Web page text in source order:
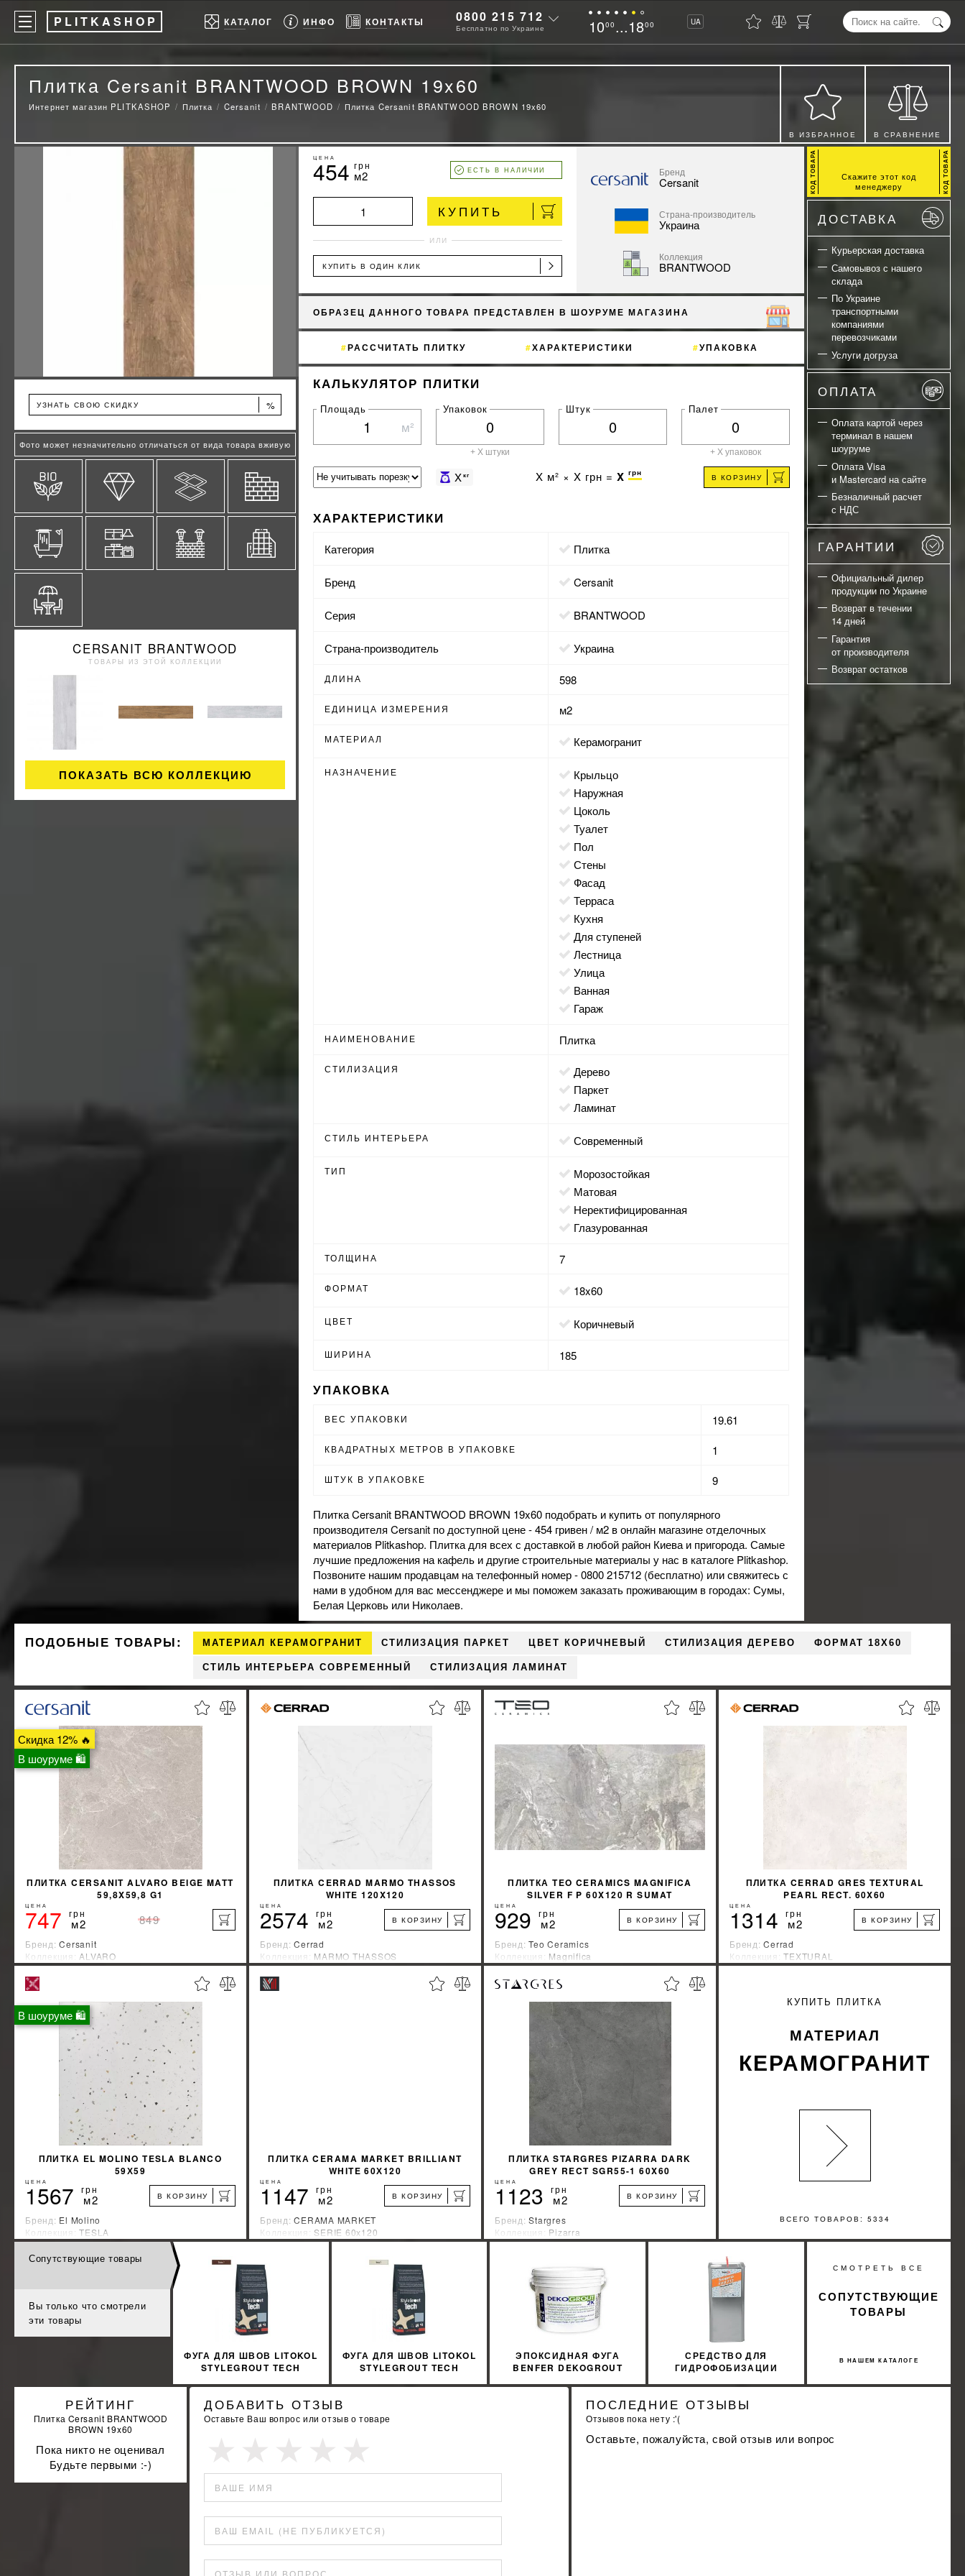
P LITKASHOP КАТАЛОГ ИНФО КОНТАКТЫ 0800 215 712
Бесплатно по Украине 1000 ...1800 UA
Плитка Cersanit BRANTWOOD BROWN 19x60
Интернет магазин PLITKASHOP Плитка Cersanit BRANTWOOD Плитка Cersanit BRANTWOOD BROWN 19x60
В ИЗБРАННОЕ В СРАВНЕНИЕ
УЗНАТЬ СВОЮ СКИДКУ %
Фото может незначительно отличаться от вида товара вживую
CERSANIT BRANTWOOD
ТОВАРЫ ИЗ ЭТОЙ КОЛЛЕКЦИИ
ПОКАЗАТЬ ВСЮ КОЛЛЕКЦИЮ
ЦЕНА
454 грн
м2 ЕСТЬ В НАЛИЧИИ
КУПИТЬ
ИЛИ
КУПИТЬ В ОДИН КЛИК
Бренд
Cersanit
Страна-производитель
Украина
Коллекция
BRANTWOOD
ОБРАЗЕЦ ДАННОГО ТОВАРА ПРЕДСТАВЛЕН В ШОУРУМЕ МАГАЗИНА
РАССЧИТАТЬ ПЛИТКУ ХАРАКТЕРИСТИКИ УПАКОВКА
КАЛЬКУЛЯТОР ПЛИТКИ
Площадь
м²
Упаковок
+ X штуки
Штук Палет
+ X упаковок
X кг X м² × X грн = X грн В КОРЗИНУ
ХАРАКТЕРИСТИКИ
Категория Плитка
Бренд Cersanit
Серия BRANTWOOD
Страна-производитель Украина
ДЛИНА 598
ЕДИНИЦА ИЗМЕРЕНИЯ м2
МАТЕРИАЛ Керамогранит
НАЗНАЧЕНИЕ
крыльцо
наружная
цоколь
туалет
пол
стены
фасад
терраса
кухня
для ступеней
лестница
улица
ванная
гараж
НАИМЕНОВАНИЕ Плитка
СТИЛИЗАЦИЯ
дерево
паркет
ламинат
СТИЛЬ ИНТЕРЬЕРА современный
ТИП
морозостойкая
матовая
неректифицированная
глазурованная
ТОЛЩИНА 7
ФОРМАТ 18x60
ЦВЕТ коричневый
ШИРИНА 185
УПАКОВКА
ВЕС УПАКОВКИ 19.61
КВАДРАТНЫХ МЕТРОВ В УПАКОВКЕ 1
ШТУК В УПАКОВКЕ 9
Плитка Cersanit BRANTWOOD BROWN 19x60 подобрать и купить от популярного
производителя Cersanit по доступной цене - 454 гривен / м2 вонлайн магазинеотделочных
материалов Plitkashop. Плитка для всех с доставкой в любой район Киева и пригорода. Самые
лучшие предложения на кафель и другие строительные материалы у нас в каталоге Plitkashop.
Позвоните нашим продавцам на телефонный номер - 0800 215712 (бесплатно) или свяжитесь с
нами в удобном для вас мессенджере и мы поможем заказать проживающим в городах: Сумы,
Белая Церковь или Николаев.
Скажите этот код
менеджеру
ДОСТАВКА
Курьерская доставка
Самовывоз с нашего
склада
По Украине
транспортными
компаниями
перевозчиками
Услуги догруза
ОПЛАТА
Оплата картой через
терминал в нашем
шоуруме
Оплата Visa
и Mastercard на сайте
Безналичный расчет
с НДС
ГАРАНТИИ
Официальный дилер
продукции по Украине
Возврат в течении
14 дней
Гарантия
от производителя
Возврат остатков
ПОДОБНЫЕ ТОВАРЫ: МАТЕРИАЛ КЕРАМОГРАНИТ СТИЛИЗАЦИЯ ПАРКЕТ ЦВЕТ КОРИЧНЕВЫЙ СТИЛИЗАЦИЯ ДЕРЕВО ФОРМАТ 18X60
СТИЛЬ ИНТЕРЬЕРА СОВРЕМЕННЫЙ СТИЛИЗАЦИЯ ЛАМИНАТ
Скидка 12% 🔥
В шоуруме 🛍
ПЛИТКА CERSANIT ALVARO BEIGE MATT
59,8X59,8 G1
ЦЕНА
747 грн
м2 849
Бренд:Cersanit
Коллекция: ALVARO
Страна-производитель:Украина
УЗНАТЬ СВОЮ СКИДКУ %
КУПИТЬ
ПЛИТКА CERRAD MARMO THASSOS
WHITE 120X120
ЦЕНА
2574 грн
м2 В КОРЗИНУ
Бренд:Cerrad
Коллекция: MARMO THASSOS
Страна-производитель:Польша
УЗНАТЬ СВОЮ СКИДКУ %
ПЛИТКА TEO CERAMICS MAGNIFICA
SILVER F P 60X120 R SUMAT
ЦЕНА
929 грн
м2 В КОРЗИНУ
Бренд:Teo Ceramics
Коллекция: Magnifica
Страна-производитель:Украина
УЗНАТЬ СВОЮ СКИДКУ %
КУПИТЬ
ПЛИТКА CERRAD GRES TEXTURAL
PEARL RECT. 60X60
ЦЕНА
1314 грн
м2 В КОРЗИНУ
Бренд:Cerrad
Коллекция:TEXTURAL
Страна-производитель:Польша
В шоуруме 🛍
ПЛИТКА EL MOLINO TESLA BLANCO
59Х59
ЦЕНА
1567 грн
м2 В КОРЗИНУ
Бренд: El Molino
Коллекция:TESLA
Страна-производитель:Испания
УЗНАТЬ СВОЮ СКИДКУ %
КУПИТЬ
ПЛИТКА CERAMA MARKET BRILLIANT
WHITE 60Х120
ЦЕНА
1147 грн
м2 В КОРЗИНУ
Бренд:CERAMA MARKET
Коллекция: SERIE 60х120
Страна-производитель:Индия
УЗНАТЬ СВОЮ СКИДКУ
ПЛИТКА STARGRES PIZARRA DARK
GREY RECT SGR55-1 60X60
ЦЕНА
1123 грн
м2 В КОРЗИНУ
Бренд:Stargres
Коллекция: Pizarra
Страна-производитель:Польша
УЗНАТЬ СВОЮ СКИДКУ
КУПИТЬ
ВСЕГО ТОВАРОВ: 5334
КУПИТЬ ПЛИТКА
МАТЕРИАЛ
КЕРАМОГРАНИТ
Сопутствующие товары
Вы только что смотрели
эти товары
ФУГА ДЛЯ ШВОВ LITOKOL
STYLEGROUT TECH
BROWN 1 КОРИЧНЕВЫЙ
ФУГА ДЛЯ ШВОВ LITOKOL
STYLEGROUT TECH
ЭПОКСИДНАЯ ФУГА
BENFER DEKOGROUT
СРЕДСТВО ДЛЯ
ГИДРОФОБИЗАЦИИ
СМОТРЕТЬ ВСЕ
В НАШЕМ КАТАЛОГЕ
СОПУТСТВУЮЩИЕ
ТОВАРЫ
РЕЙТИНГ
Плитка Cersanit BRANTWOOD
BROWN 19x60
Пока никто не оценивал
Будьте первыми :-)
ДОБАВИТЬ ОТЗЫВ
Оставьте Ваш вопрос или отзыв о товаре
ВАШЕ ИМЯ
ВАШ EMAIL (НЕ ПУБЛИКУЕТСЯ)
ОТЗЫВ ИЛИ ВОПРОС
ПОСЛЕДНИЕ ОТЗЫВЫ
Отзывов пока нету :'(
Оставьте, пожалуйста, свой отзыв или вопрос